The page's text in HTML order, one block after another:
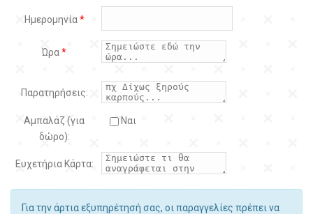
Ημερομηνία*
Ώρα*
Παρατηρήσεις:
Αμπαλάζ (για
δώρο):
Ναι
Ευχετήρια Κάρτα:
Για την άρτια εξυπηρέτησή σας, οι παραγγελίες πρέπει να